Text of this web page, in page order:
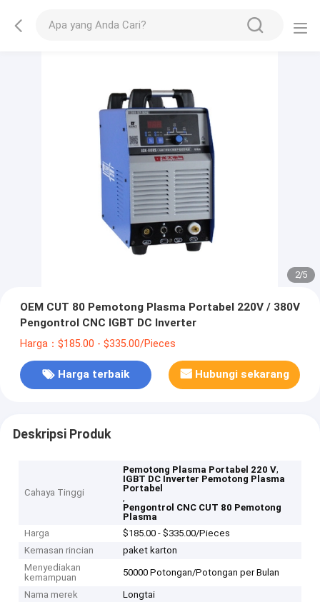
2/5
OEM CUT 80 Pemotong Plasma Portabel 220V / 380V
Pengontrol CNC IGBT DC Inverter
Harga：$185.00 - $335.00/Pieces
Harga terbaik Hubungi sekarang
Deskripsi Produk
Cahaya Tinggi
Pemotong Plasma Portabel 220 V,
IGBT DC Inverter Pemotong Plasma
Portabel
,
Pengontrol CNC CUT 80 Pemotong
Plasma
Harga
$185.00 - $335.00/Pieces
Kemasan rincian
paket karton
Menyediakan
kemampuan
50000 Potongan/Potongan per Bulan
Nama merek
Longtai